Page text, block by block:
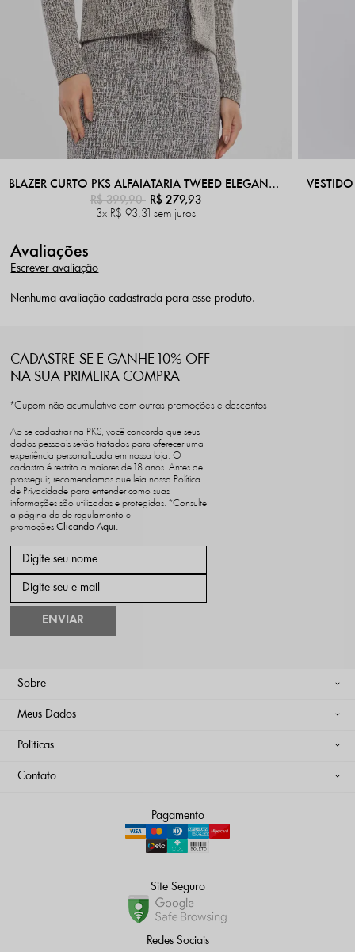
BLAZER CURTO PKS ALFAIATARIA TWEED ELEGANCE PRETO
R$ 399,90 R$ 279,93
3x R$ 93,31 sem juros
Avaliações
Escrever avaliação
Nenhuma avaliação cadastrada para esse produto.
CADASTRE-SE E GANHE 10% OFF
NA SUA PRIMEIRA COMPRA
*Cupom não acumulativo com outras promoções e descontos
ENVIAR
Ao se cadastrar na PKS, você concorda que seus
dados pessoais serão tratados para oferecer uma
experiência personalizada em nossa loja. O
cadastro é restrito a maiores de 18 anos. Antes de
prosseguir, recomendamos que leia nossa Política
de Privacidade para entender como suas
informações são utilizadas e protegidas. *Consulte
a página de de regulamento e
promoções,
Sobre
Meus Dados
Políticas
Contato
Pagamento
Site Seguro
Redes Sociais